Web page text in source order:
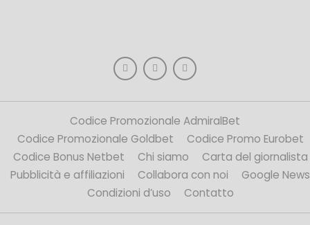
Codice Promozionale AdmiralBet
Codice Promozionale Goldbet
Codice Promo Eurobet
Codice Bonus Netbet
Chi siamo
Carta del giornalista
Pubblicità e affiliazioni
Collabora con noi
Google News
Condizioni d’uso
Contatto